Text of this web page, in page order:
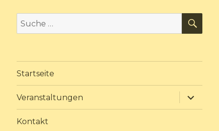
Suche
nach:
Startseite
Veranstaltungen
Kontakt